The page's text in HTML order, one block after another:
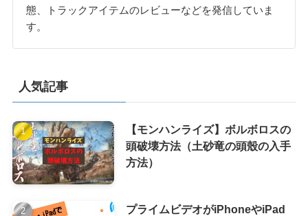
態、トラックアイテムのレビューなどを発信していま
す。
人気記事
【モンハンライズ】ボルボロスの
頭破壊方法（土砂竜の頭殼の入手
方法）
プライムビデオがiPhoneやiPad